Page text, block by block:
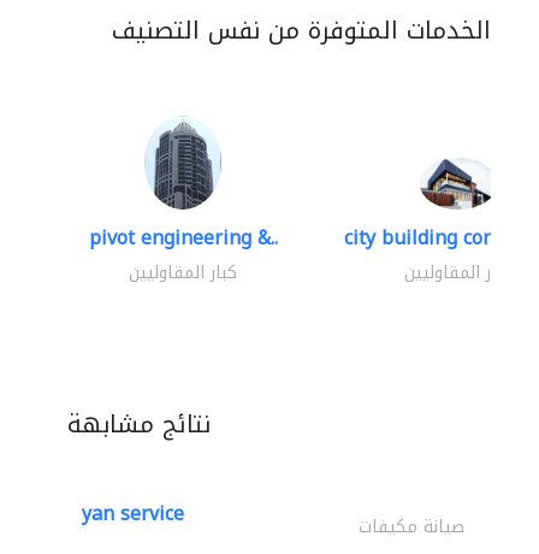
الخدمات المتوفرة من نفس التصنيف
pivot engineering &..
كبار المقاوليين
city building
كبار المقاوليين
نتائج مشابهة
yan service صيانة مكيفات